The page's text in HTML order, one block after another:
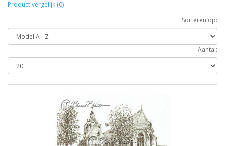
Product vergelijk (0)
Sorteren op:
Aantal: